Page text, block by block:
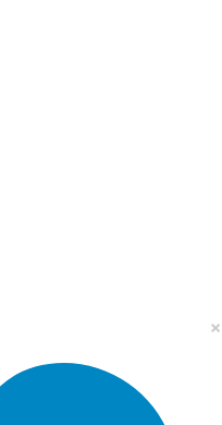
×